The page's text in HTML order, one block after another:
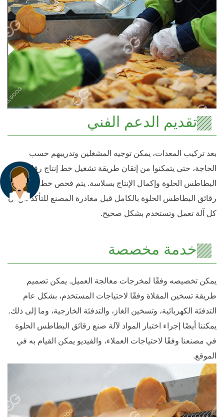
تقديم الدعم الفني
بعد تركيب المعدات، يمكن توجيه المشغلين وتدريبهم حسب
الحاجة، حتى يتمكنوا من إتقان طريقة تشغيل خط إنتاج رقائق
البطاطس الحلوة وإكمال الإنتاج بسلاسة. يتم فحص خط قلي
رقائق البطاطس الحلوة بالكامل قبل مغادرة المصنع للتأكد من أن
كل آلة تعمل وتستخدم بشكل صحيح.
خدمة مخصصة
يمكن تخصيصه وفقًا لمخرجات معالجة العميل. يمكن تصميم
طريقة تسخين المقلاة وفقًا لاحتياجات المستخدم، بشكل عام
التدفئة الكهربائية، وتسخين الغاز، والتدفئة الخارجية، وما إلى ذلك.
يمكننا أيضًا إجراء اختبار المواد لآلة صنع رقائق البطاطس الحلوة
في مصنعنا وفقًا لاحتياجات العملاء، والفيديو يمكن القيام به في
الموقع.